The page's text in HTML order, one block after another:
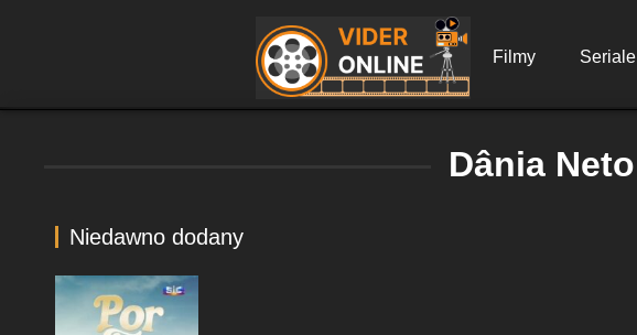
Filmy Seriale
Dânia Neto
Niedawno dodany